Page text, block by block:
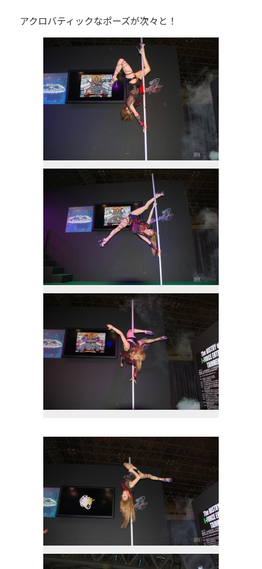
アクロバティックなポーズが次々と！